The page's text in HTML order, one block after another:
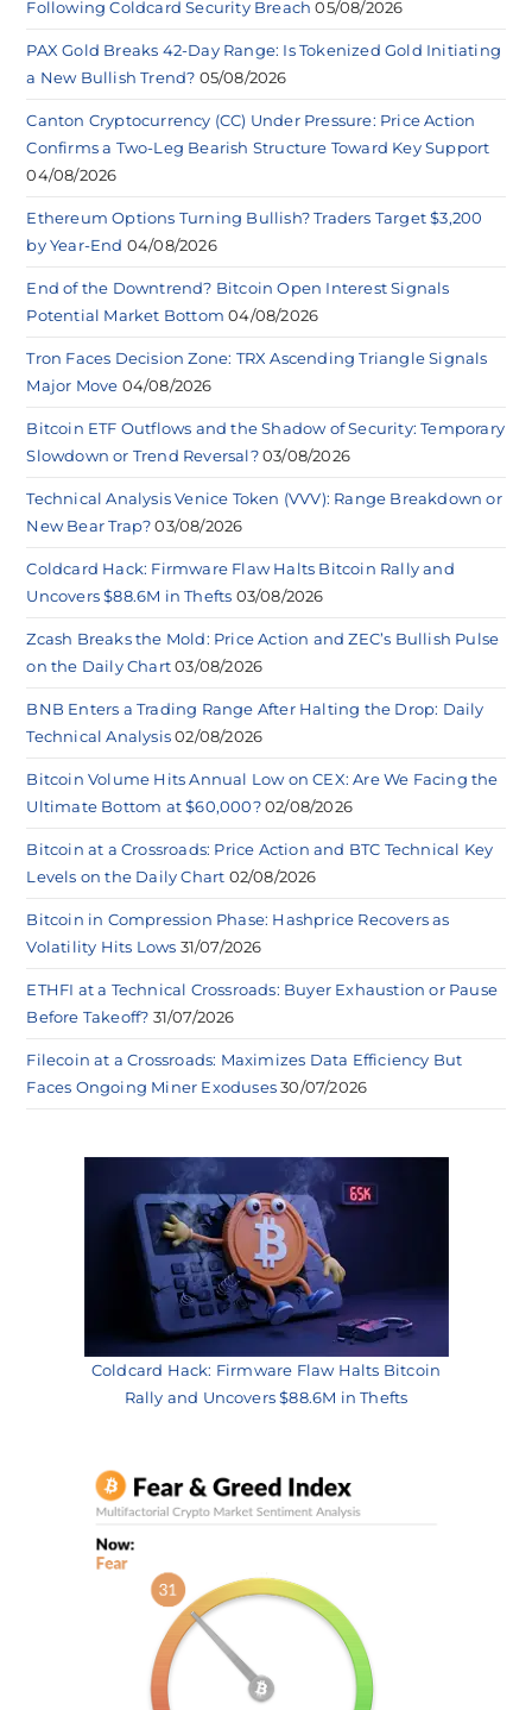
Following Coldcard Security Breach 05/08/2026
PAX Gold Breaks 42-Day Range: Is Tokenized Gold Initiating
a New Bullish Trend? 05/08/2026
Canton Cryptocurrency (CC) Under Pressure: Price Action
Confirms a Two-Leg Bearish Structure Toward Key Support
04/08/2026
Ethereum Options Turning Bullish? Traders Target $3,200
by Year-End 04/08/2026
End of the Downtrend? Bitcoin Open Interest Signals
Potential Market Bottom 04/08/2026
Tron Faces Decision Zone: TRX Ascending Triangle Signals
Major Move 04/08/2026
Bitcoin ETF Outflows and the Shadow of Security: Temporary
Slowdown or Trend Reversal? 03/08/2026
Technical Analysis Venice Token (VVV): Range Breakdown or
New Bear Trap? 03/08/2026
Coldcard Hack: Firmware Flaw Halts Bitcoin Rally and
Uncovers $88.6M in Thefts 03/08/2026
Zcash Breaks the Mold: Price Action and ZEC’s Bullish Pulse
on the Daily Chart 03/08/2026
BNB Enters a Trading Range After Halting the Drop: Daily
Technical Analysis 02/08/2026
Bitcoin Volume Hits Annual Low on CEX: Are We Facing the
Ultimate Bottom at $60,000? 02/08/2026
Bitcoin at a Crossroads: Price Action and BTC Technical Key
Levels on the Daily Chart 02/08/2026
Bitcoin in Compression Phase: Hashprice Recovers as
Volatility Hits Lows 31/07/2026
ETHFI at a Technical Crossroads: Buyer Exhaustion or Pause
Before Takeoff? 31/07/2026
Filecoin at a Crossroads: Maximizes Data Efficiency But
Faces Ongoing Miner Exoduses 30/07/2026
Coldcard Hack: Firmware Flaw Halts Bitcoin
Rally and Uncovers $88.6M in Thefts